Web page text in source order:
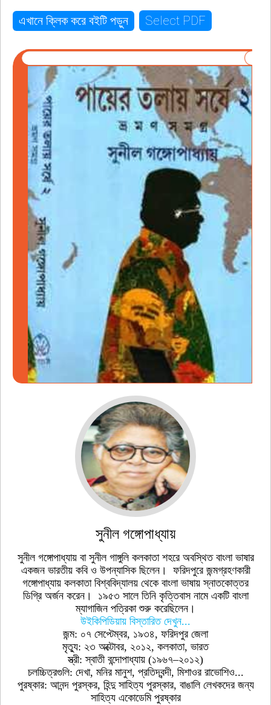
এখানে ক্লিক করে বইটি পড়ুন Select PDF
সুনীল গঙ্গোপাধ্যায়
সুনীল গঙ্গোপাধ্যায় বা সুনীল গাঙ্গুলি কলকাতা শহরে অবস্থিত বাংলা ভাষার
একজন ভারতীয় কবি ও উপন্যাসিক ছিলেন। ফরিদপুরে জন্মগ্রহণকারী
গঙ্গোপাধ্যায় কলকাতা বিশ্ববিদ্যালয় থেকে বাংলা ভাষায় স্নাতকোত্তর
ডিগ্রি অর্জন করেন। ১৯৫৩ সালে তিনি কৃত্তিবাস নামে একটি বাংলা
ম্যাগাজিন পত্রিকা শুরু করেছিলেন।
উইকিপিডিয়ায় বিস্তারিত দেখুন...
জন্ম: ০৭ সেপ্টেম্বর, ১৯৩৪, ফরিদপুর জেলা
মৃত্যু: ২৩ অক্টোবর, ২০১২, কলকাতা, ভারত
স্ত্রী: স্বাতী বন্দোপাধ্যায় (১৯৬৭–২০১২)
চলচ্চিত্রগুলি: দেখা, মনির মানুশ, প্রতিদ্বন্দী, মিশাওর রাভোশিও...
পুরষ্কার: আনন্দ পুরস্কর, হিন্দু সাহিত্য পুরস্কার, বাঙালি লেখকদের জন্য
সাহিত্য একােডেমি পুরষ্কার